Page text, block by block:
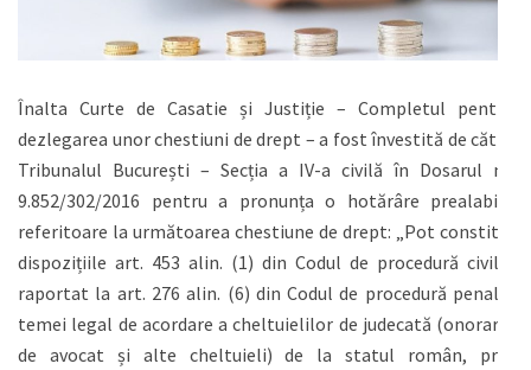
Înalta Curte de Casatie și Justiție – Completul pentru
dezlegarea unor chestiuni de drept – a fost învestită de către
Tribunalul București – Secția a IV-a civilă în Dosarul nr.
9.852/302/2016 pentru a pronunța o hotărâre prealabilă
referitoare la următoarea chestiune de drept: „Pot constitui
dispozițiile art. 453 alin. (1) din Codul de procedură civilă,
raportat la art. 276 alin. (6) din Codul de procedură penală,
temei legal de acordare a cheltuielilor de judecată (onorariu
de avocat și alte cheltuieli) de la statul român, prin